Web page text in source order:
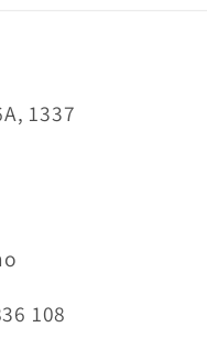
1337
108